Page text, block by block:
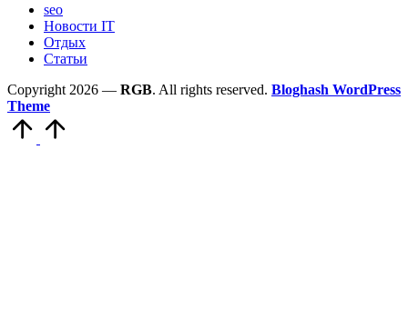
seo
Новости IT
Отдых
Статьи
Copyright 2026 — RGB. All rights reserved. Bloghash WordPress
Theme